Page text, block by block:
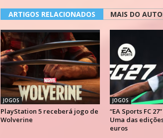
ARTIGOS RELACIONADOS MAIS DO
JOGOS
PlayStation 5 receberá jogo de
Wolverine
JOGOS
“EA Sports FC
Uma das
euros